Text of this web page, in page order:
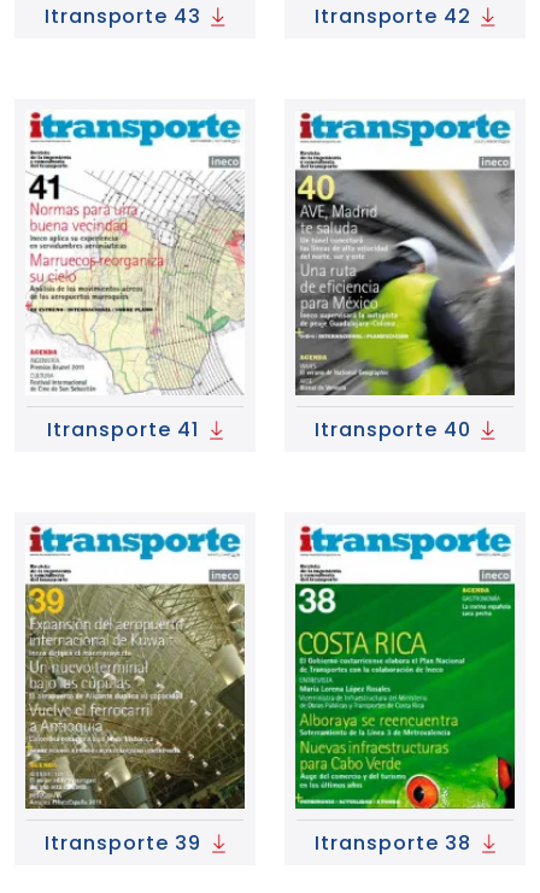
Itransporte 43 Itransporte 42
Itransporte 41 Itransporte 40
Itransporte 39 Itransporte 38